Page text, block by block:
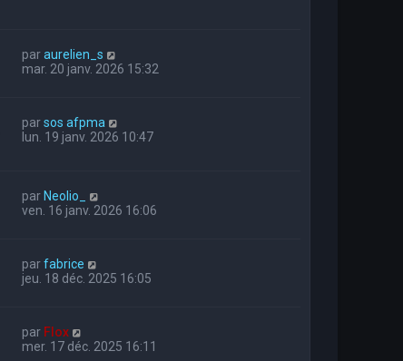
paraurelien_s
mar. 20 janv. 2026 15:32
parsos afpma
lun. 19 janv. 2026 10:47
par Neolio_
ven. 16 janv. 2026 16:06
parfabrice
jeu. 18 déc. 2025 16:05
par Flox
mer. 17 déc. 2025 16:11